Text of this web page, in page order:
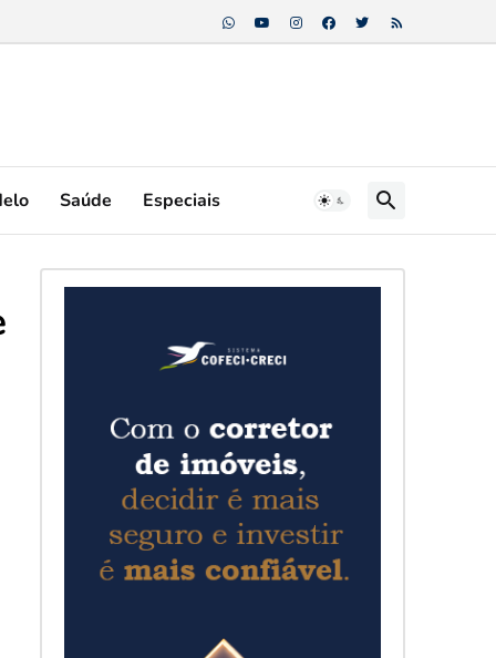
Saúde Especiais